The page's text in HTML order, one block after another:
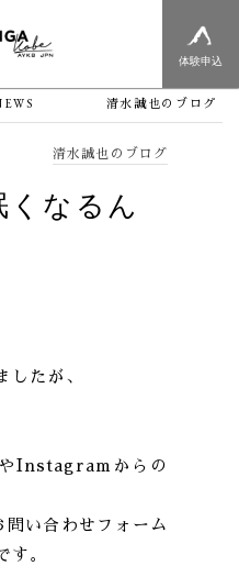
体験申込
清水誠也のブログ
清水誠也のブログ
なるん
したが、
Instagramからの
い合わせフォーム
す。